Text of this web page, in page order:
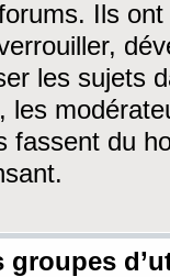
Ils ont
les sujets
les
fassent du
groupes